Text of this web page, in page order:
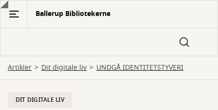
Gå
hovedindhold
Ballerup Bibliotekerne
Artikler Dit digitale liv UNDGÅ IDENTITETSTYVERI
DIT DIGITALE LIV